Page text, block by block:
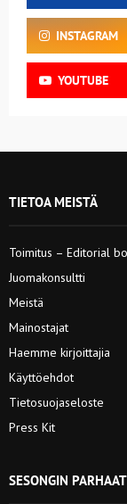
INSTAGRAM
YOUTUBE
TIETOA MEISTÄ
Toimitus – Editorial
Juomakonsultti
Meistä
Mainostajat
Haemme kirjoittajia
Käyttöehdot
Tietosuojaseloste
Press Kit
SESONGIN PARHAAT